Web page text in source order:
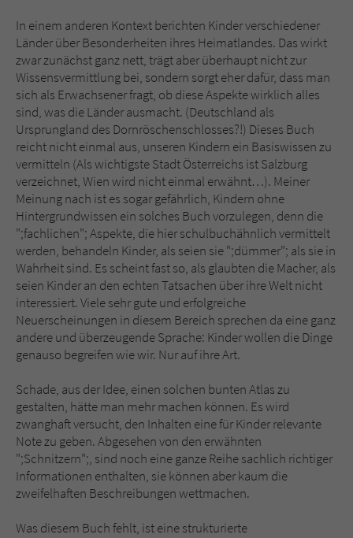
In einem anderen Kontext berichten Kinder verschiedener
Länder über Besonderheiten ihres Heimatlandes. Das wirkt
zwar zunächst ganz nett, trägt aber überhaupt nicht zur
Wissensvermittlung bei, sondern sorgt eher dafür, dass man
sich als Erwachsener fragt, ob diese Aspekte wirklich alles
sind, was die Länder ausmacht. (Deutschland als
Ursprungland des Dornröschenschlosses?!) Dieses Buch
reicht nicht einmal aus, unseren Kindern ein Basiswissen zu
vermitteln (Als wichtigste Stadt Österreichs ist Salzburg
verzeichnet, Wien wird nicht einmal erwähnt…). Meiner
Meinung nach ist es sogar gefährlich, Kindern ohne
Hintergrundwissen ein solches Buch vorzulegen, denn die
";fachlichen"; Aspekte, die hier schulbuchähnlich vermittelt
werden, behandeln Kinder, als seien sie ";dümmer"; als sie in
Wahrheit sind. Es scheint fast so, als glaubten die Macher, als
seien Kinder an den echten Tatsachen über ihre Welt nicht
interessiert. Viele sehr gute und erfolgreiche
Neuerscheinungen in diesem Bereich sprechen da eine ganz
andere und überzeugende Sprache: Kinder wollen die Dinge
genauso begreifen wie wir. Nur auf ihre Art.
Schade, aus der Idee, einen solchen bunten Atlas zu
gestalten, hätte man mehr machen können. Es wird
zwanghaft versucht, den Inhalten eine für Kinder relevante
Note zu geben. Abgesehen von den erwähnten
";Schnitzern";, sind noch eine ganze Reihe sachlich richtiger
Informationen enthalten, sie können aber kaum die
zweifelhaften Beschreibungen wettmachen.
Was diesem Buch fehlt, ist eine strukturierte